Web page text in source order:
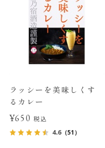
ラッシーを美味しくす
るカレー
¥650税込
4.6（51）